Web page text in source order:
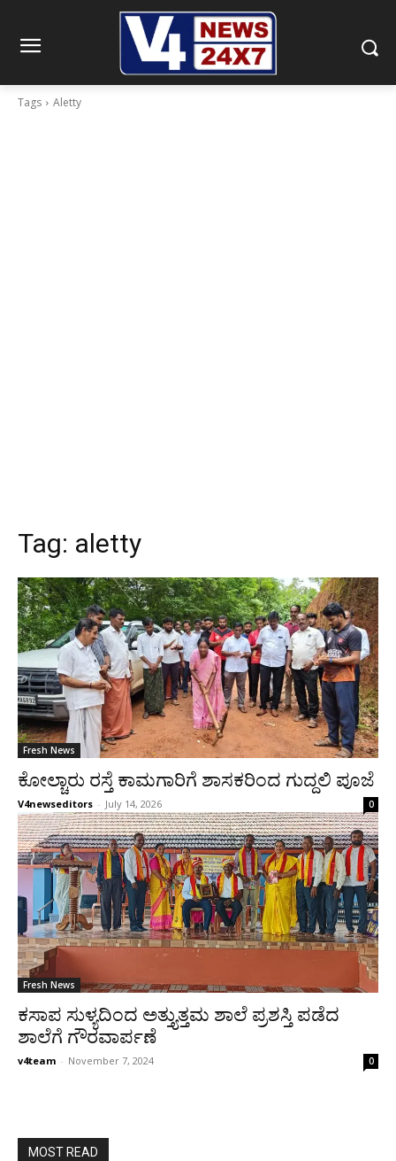
Tags Aletty
Tag: aletty
Fresh News
ಕೋಲ್ಚಾರು ರಸ್ತೆ ಕಾಮಗಾರಿಗೆ ಶಾಸಕರಿಂದ ಗುದ್ದಲಿ ಪೂಜೆ
V4newseditors - July 14, 2026 0
Fresh News
ಕಸಾಪ ಸುಳ್ಯದಿಂದ ಅತ್ತ್ಯುತ್ತಮ ಶಾಲೆ ಪ್ರಶಸ್ತಿ ಪಡೆದ
ಶಾಲೆಗೆ ಗೌರವಾರ್ಪಣೆ
v4team - November 7, 2024 0
MOST READ